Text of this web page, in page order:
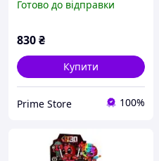
Готово до відправки
830₴
Купити
Prime Store 100%